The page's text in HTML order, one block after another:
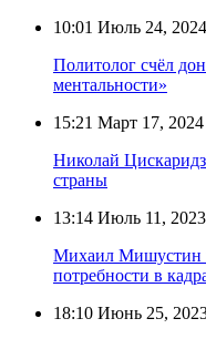
10:01 Июль 24, 2024
Политолог счёл
ментальности»
15:21 Март 17, 2024
Николай
страны
13:14 Июль 11, 2023
Михаил Мишустин
потребности в
18:10 Июнь 25,